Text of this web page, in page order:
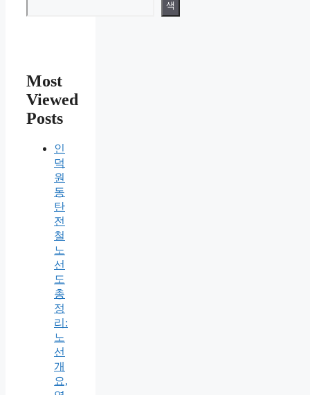
색
Most
Viewed
Posts
인
덕
원
동
탄
전
철
노
선
도
총
정
리:
노
선
개
요,